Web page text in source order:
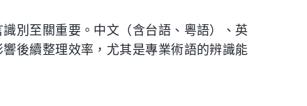
別至關重要。中文（含台語、粵語）、英
後續整理效率，尤其是專業術語的辨識能